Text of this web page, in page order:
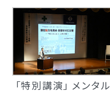
「特別講演」 メンタル